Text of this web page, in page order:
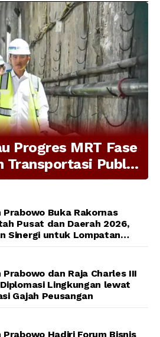
Progres MRT Fase
Transportasi Publik
Nasional
Prabowo Buka Rakornas
Pusat dan Daerah 2026,
Sinergi untuk Lompatan
Prabowo dan Raja Charles III
Lingkungan lewat
Gajah Peusangan
Prabowo Hadiri Forum Bisnis